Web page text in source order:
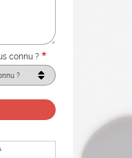
connu ?